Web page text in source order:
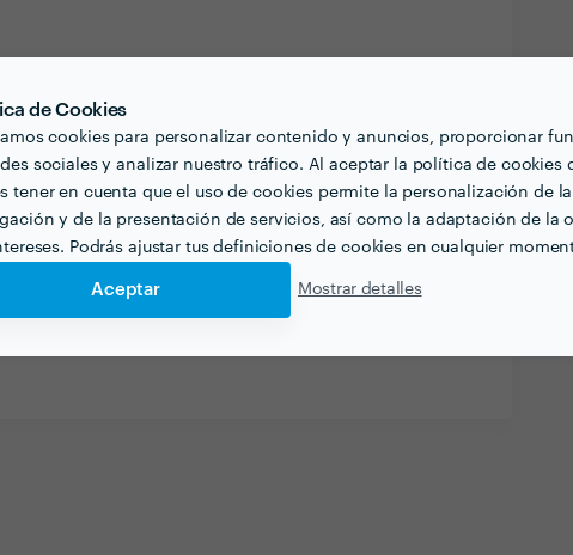
de Cookies
cookies para personalizar contenido y anuncios, proporcionar
sociales y analizar nuestro tráfico. Al aceptar la política de cookies
tener en cuenta que el uso de cookies permite la personalización de la
y de la presentación de servicios, así como la adaptación de la
Podrás ajustar tus definiciones de cookies en cualquier
Aceptar Mostrar detalles
quiera contratar profesionales de tu sector? ¿Hay
puedo decir que estara contento porque soy
se entiende la gente
haya gustado realizar. ¿En qué consistía? ¿Cuánto
sus vacaciones en otras empresashace ya tiempo